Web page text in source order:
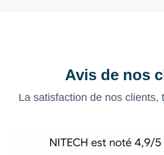
Avis de nos
La satisfaction de nos clients,